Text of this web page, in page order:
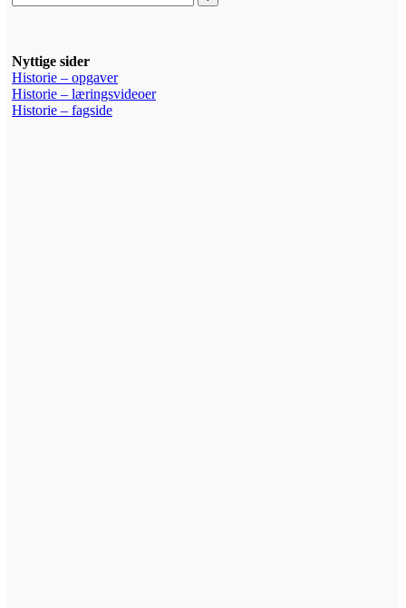
Nyttige sider
Historie – opgaver
Historie – læringsvideoer
Historie – fagside